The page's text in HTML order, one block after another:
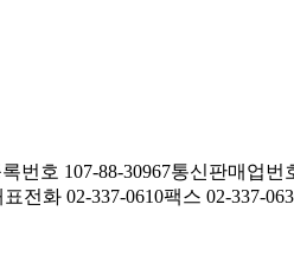
번호 107-88-30967통신판매업번
표전화 02-337-0610팩스 02-337-